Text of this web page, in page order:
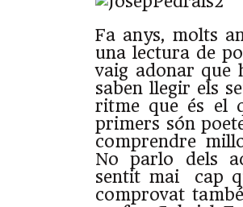
Fa anys, molts
una lectura de
vaig adonar que
saben llegir els
ritme que és el
primers són
comprendre
No parlo dels
sentit mai cap
comprovat